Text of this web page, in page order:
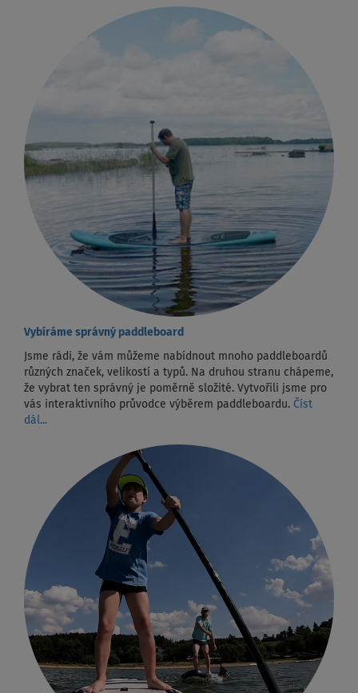
Vybíráme správný paddleboard
Jsme rádi, že vám můžeme nabídnout mnoho paddleboardů
různých značek, velikostí a typů. Na druhou stranu chápeme,
že vybrat ten správný je poměrně složité. Vytvořili jsme pro
vás interaktivního průvodce výběrem paddleboardu. Číst
dál...